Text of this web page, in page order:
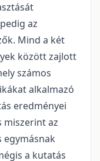
az
Mind a két
között zajlott
számos
alkalmazó
eredményei
miszerint az
egymásnak
a kutatás